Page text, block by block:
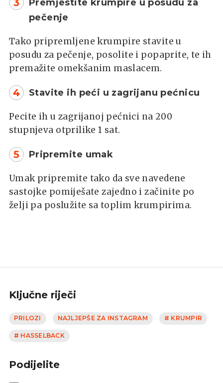
Premjestite krumpire u posudu za
pečenje
Tako pripremljene krumpire stavite u
posudu za pečenje, posolite i popaprite, te ih
premažite omekšanim maslacem.
4 Stavite ih peći u zagrijanu pećnicu
Pecite ih u zagrijanoj pećnici na 200
stupnjeva otprilike 1 sat.
5 Pripremite umak
Umak pripremite tako da sve navedene
sastojke pomiješate zajedno i začinite po
želji pa poslužite sa toplim krumpirima.
Ključne riječi
PRILOZI NAJLJEPŠE ZA INSTAGRAM # KRUMPIR
# HASSELBACK
Podijelite